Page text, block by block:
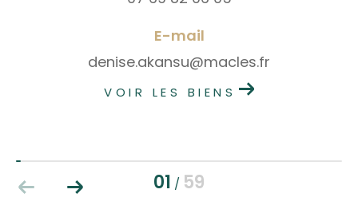
E-mail
denise.akansu@macles.fr
VOIR LES BIENS
01 / 59